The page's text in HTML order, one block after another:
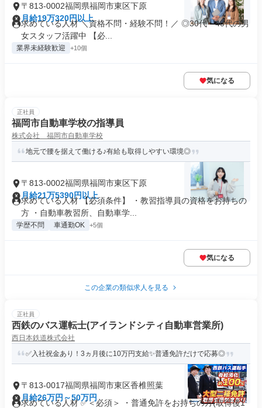
〒813-0002福岡県福岡市東区下原
月給19万320円以上
求めている人材 ＼資格不問・経験不問！／ ◎30代・40代の男
女スタッフ活躍中 【必...
業界未経験歓迎 +10個
気になる
正社員
福岡市自動車学校の指導員
株式会社 福岡市自動車学校
地元で腰を据えて働ける♪有給も取得しやすい環境◎
〒813-0002福岡県福岡市東区下原
月給21万5390円以上
求めている人材 【必須条件】 ・教習指導員の資格をお持ちの
方 ・自動車教習所、自動車学...
学歴不問 車通勤OK +5個
気になる
この企業の類似求人を見る
正社員
西鉄のバス運転士(アイランドシティ自動車営業所)
西日本鉄道株式会社
✅入社祝金あり！3ヵ月後に10万円支給✨普通免許だけで応募◎
〒813-0017福岡県福岡市東区香椎照葉
月給26万円～50万円
求めている人材 ✅＜必須＞ ・普通免許をお持ちの方(取得後1